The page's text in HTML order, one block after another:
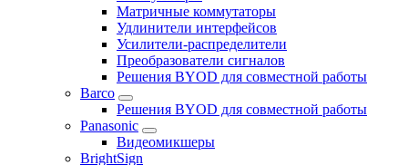
Матричные коммутаторы
Удлинители интерфейсов
Усилители-распределители
Преобразователи сигналов
Решения BYOD для совместной работы
Barco
Решения BYOD для совместной работы
Panasonic
Видеомикшеры
BrightSign